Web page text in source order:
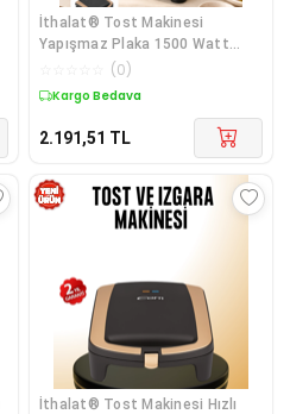
İthalat® Tost Makinesi
Yapışmaz Plaka 1500 Watt
Güçlü Performans Yeni Nesil
(0)
Kargo Bedava
2.191,51 TL
İthalat® Tost Makinesi Hızlı